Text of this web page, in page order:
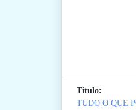
Titulo:
TUDO O QUE